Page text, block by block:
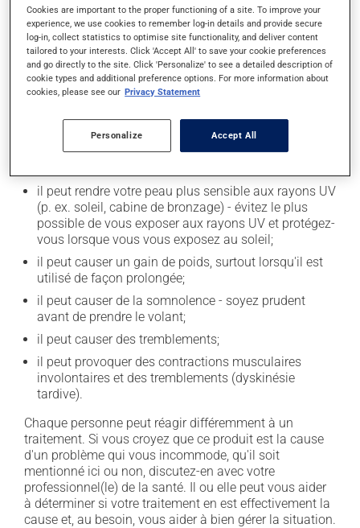
Effets indésirables
En plus de ses effets recherchés, ce produit peut à
l'occasion entraîner certains effets indésirables (effets
secondaires), notamment :
buvez beaucoup, prenez plus de fibres alimentaires;
il peut causer des nausées ou, rarement, des
il peut rendre votre peau plus sensible aux rayons UV
(p. ex. soleil, cabine de bronzage) - évitez le plus
possible de vous exposer aux rayons UV et protégez-
vous lorsque vous vous exposez au soleil;
il peut causer un gain de poids, surtout lorsqu'il est
utilisé de façon prolongée;
il peut causer de la somnolence - soyez prudent
avant de prendre le volant;
il peut causer des tremblements;
il peut provoquer des contractions musculaires
involontaires et des tremblements (dyskinésie
tardive).
Chaque personne peut réagir différemment à un
traitement. Si vous croyez que ce produit est la cause
d'un problème qui vous incommode, qu'il soit
mentionné ici ou non, discutez-en avec votre
professionnel(le) de la santé. Il ou elle peut vous aider
à déterminer si votre traitement en est effectivement la
cause et, au besoin, vous aider à bien gérer la situation.
Cookies are important to the proper functioning of a site. To improve your
experience, we use cookies to remember log-in details and provide secure
log-in, collect statistics to optimise site functionality, and deliver content
tailored to your interests. Click 'Accept All' to save your cookie preferences
and go directly to the site. Click 'Personalize' to see a detailed description of
cookie types and additional preference options. For more information about
cookies, please see our Privacy Statement
Personalize Accept All